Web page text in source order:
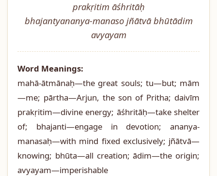
prakṛitim āśhritāḥ
bhajantyananya-manaso jñātvā bhūtādim
avyayam
Word Meanings:
mahā-ātmānaḥ—the great souls; tu—but; mām
—me; pārtha—Arjun, the son of Pritha; daivīm
prakṛitim—divine energy; āśhritāḥ—take shelter
of; bhajanti—engage in devotion; ananya-
manasaḥ—with mind fixed exclusively; jñātvā—
knowing; bhūta—all creation; ādim—the origin;
avyayam—imperishable